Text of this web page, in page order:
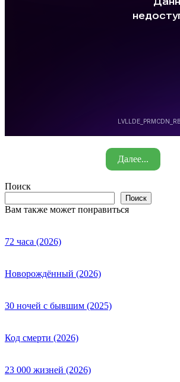
Далее...
Поиск
Поиск
Вам также может понравиться
72 часа (2026)
Новорождённый (2026)
30 ночей с бывшим (2025)
Код смерти (2026)
23 000 жизней (2026)